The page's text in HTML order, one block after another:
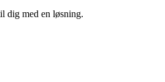
dig med en løsning.